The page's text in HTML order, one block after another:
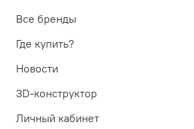
Все бренды
Где купить?
Новости
3D-конструктор
Личный кабинет